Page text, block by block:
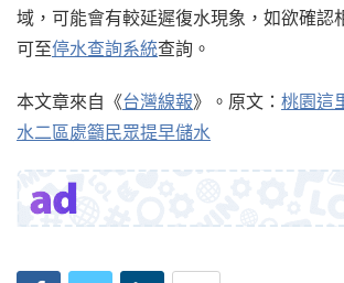
域，可能會有較延遲復水現象，如欲確認
可至停水查詢系統查詢。
本文章來自《台灣線報》。原文： 桃園這
水二區處籲民眾提早儲水